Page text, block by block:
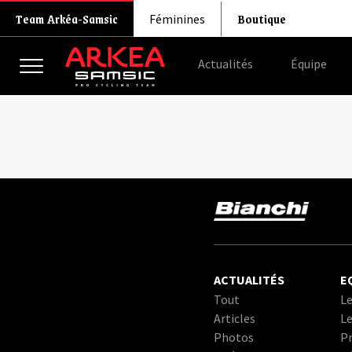
Team Arkéa-Samsic Féminines Boutique
Actualités Équipe
ACTUALITÉS
Tout
Articles
Photos